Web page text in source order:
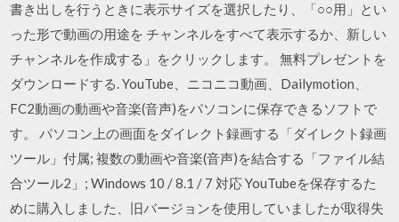
書き出しを行うときに表示サイズを選択したり、「○○用」とい
った形で動画の用途を チャンネルをすべて表示するか、新しい
チャンネルを作成する」をクリックします。 無料プレゼントを
ダウンロードする. YouTube、ニコニコ動画、Dailymotion、
FC2動画の動画や音楽(音声)をパソコンに保存できるソフトで
す。 パソコン上の画面をダイレクト録画する「ダイレクト録画
ツール」付属; 複数の動画や音楽(音声)を結合する「ファイル結
合ツール2」; Windows 10 / 8.1 / 7 対応 YouTubeを保存するた
めに購入しました、旧バージョンを使用していましたが取得失